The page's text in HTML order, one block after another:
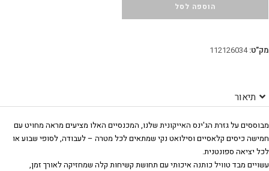
הוספה לסל
מק"ט:112126034
תיאור
מבוססים על גזרת הג'ינס האייקונית שלנו, המכנסיים האלו מציעים מראה מחויט עם
חמישה כיסים קלאסיים וסילואט נקי שמתאים לכל מטרה – לעבודה, לסופי שבוע או
לכל יציאה ספונטנית.
עשויים מבד טוויל כותנה איכותי עם תחושת קשיחות קלה שמחזיקה לאורך זמן,